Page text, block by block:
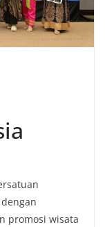
promosi wisata